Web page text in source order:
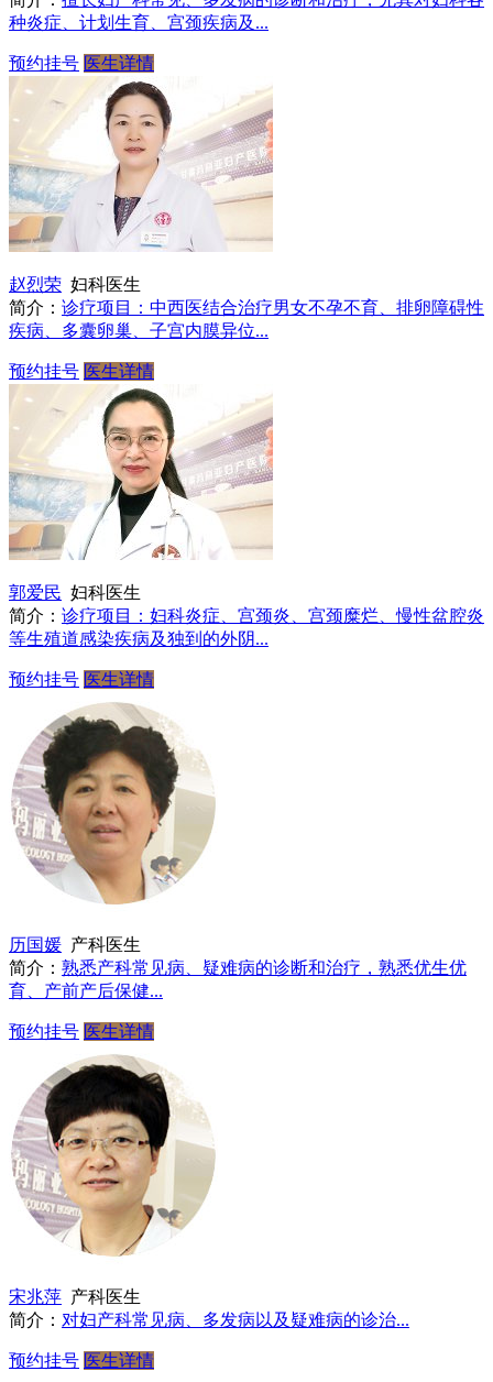
种炎症、计划生育、宫颈疾病及...
预约挂号 医生详情
赵烈荣 妇科医生
简介： 诊疗项目：中西医结合治疗男女不孕不育、排卵障碍性
疾病、多囊卵巢、子宫内膜异位...
预约挂号 医生详情
郭爱民 妇科医生
简介： 诊疗项目：妇科炎症、宫颈炎、宫颈糜烂、慢性盆腔炎
等生殖道感染疾病及独到的外阴...
预约挂号 医生详情
历国媛 产科医生
简介： 熟悉产科常见病、疑难病的诊断和治疗，熟悉优生优
育、产前产后保健...
预约挂号 医生详情
宋兆萍 产科医生
简介： 对妇产科常见病、多发病以及疑难病的诊治...
预约挂号 医生详情